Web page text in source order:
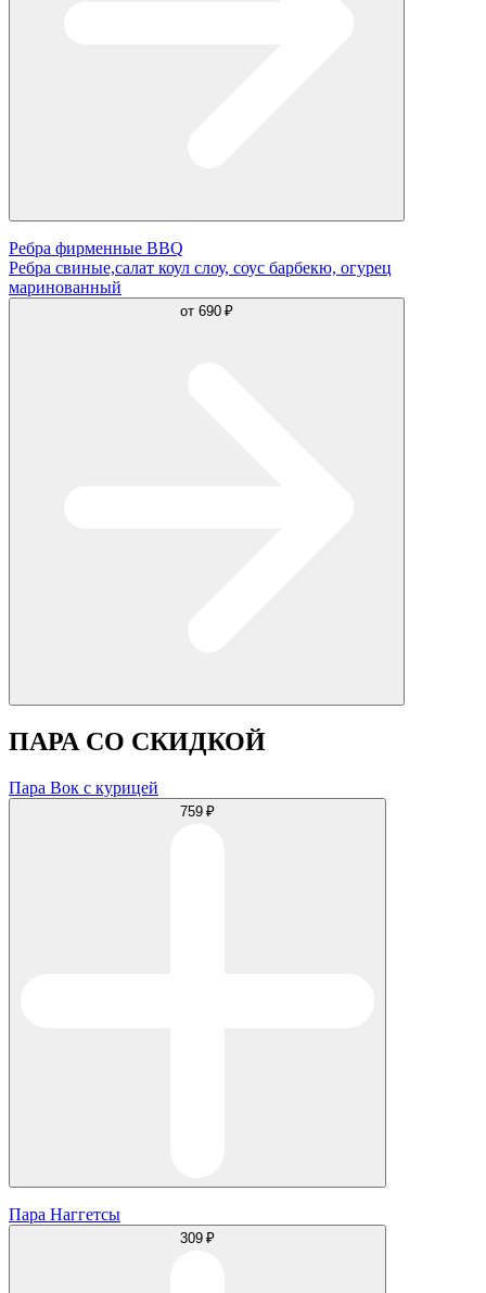
Ребра фирменные BBQ
Ребра свиные,салат коул слоу, соус барбекю, огурец
маринованный
от 690 ₽
ПАРА СО СКИДКОЙ
Пара Вок с курицей
759 ₽
Пара Наггетсы
309 ₽